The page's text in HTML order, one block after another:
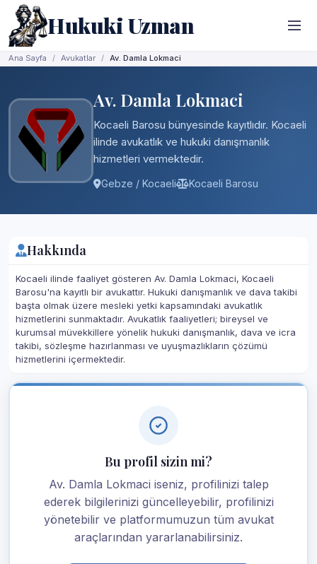
Hukuki Uzman
Ana Sayfa Avukatlar Av. Damla Lokmaci
Av. Damla Lokmaci
Kocaeli Barosu bünyesinde kayıtlıdır. Kocaeli
ilinde avukatlık ve hukuki danışmanlık
hizmetleri vermektedir.
Gebze / Kocaeli Kocaeli Barosu
Hakkında
Kocaeli ilinde faaliyet gösteren Av. Damla Lokmaci, Kocaeli
Barosu'na kayıtlı bir avukattır. Hukuki danışmanlık ve dava takibi
başta olmak üzere mesleki yetki kapsamındaki avukatlık
hizmetlerini sunmaktadır. Avukatlık faaliyetleri; bireysel ve
kurumsal müvekkillere yönelik hukuki danışmanlık, dava ve icra
takibi, sözleşme hazırlanması ve uyuşmazlıkların çözümü
hizmetlerini içermektedir.
Bu profil sizin mi?
Av. Damla Lokmaci iseniz, profilinizi talep
ederek bilgilerinizi güncelleyebilir, profilinizi
yönetebilir ve platformumuzun tüm avukat
araçlarından yararlanabilirsiniz.